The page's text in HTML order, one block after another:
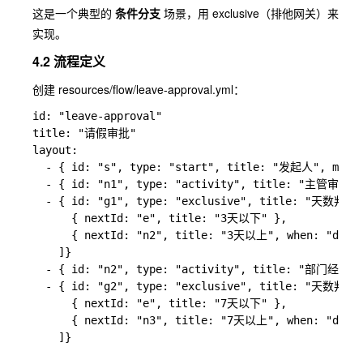
这是一个典型的 条件分支 场景，用 exclusive （排他网关）来
实现。
4.2 流程定义
创建 resources/flow/leave-approval.yml：
id: "leave-approval"
title: "请假审批"
layout:
- { id: "s", type: "start", title: "发起人",
- { id: "n1", type: "activity", title: "主管审批
- { id: "g1", type: "exclusive", title: "天数判断
      { nextId: "e", title: "3天以下" },
{ nextId: "n2", title: "3天以上", when:
    ]}
- { id: "n2", type: "activity", title: "部门经理
- { id: "g2", type: "exclusive", title: "天数判断
      { nextId: "e", title: "7天以下" },
{ nextId: "n3", title: "7天以上", when:
    ]}